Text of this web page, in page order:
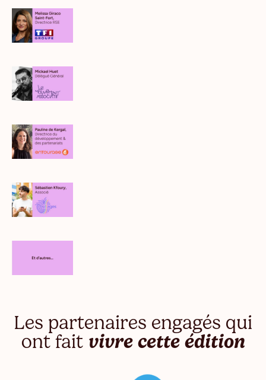
Les partenaires engagés qui
ont fait vivre cette édition